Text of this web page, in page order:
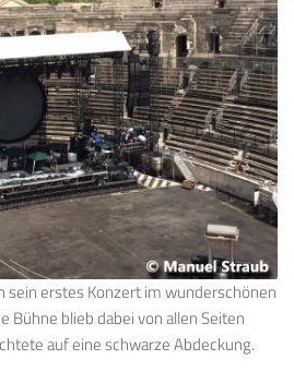
sein erstes Konzert im wunderschönen
Bühne blieb dabei von allen Seiten
auf eine schwarze Abdeckung.